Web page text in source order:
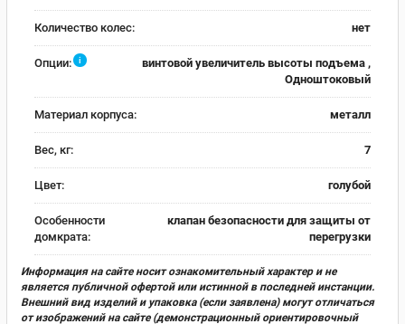
Количество колес: нет
Опции: i
винтовой увеличитель высоты подъема ,
Одноштоковый
Материал корпуса: металл
Вес, кг: 7
Цвет: голубой
Особенности
домкрата:
клапан безопасности для защиты от
перегрузки
Информация на сайте носит ознакомительный характер и не
является публичной офертой или истинной в последней инстанции.
Внешний вид изделий и упаковка (если заявлена) могут отличаться
от изображений на сайте (демонстрационный ориентировочный